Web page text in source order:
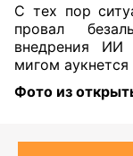
С тех пор
провал
внедрения ИИ
мигом
Фото из